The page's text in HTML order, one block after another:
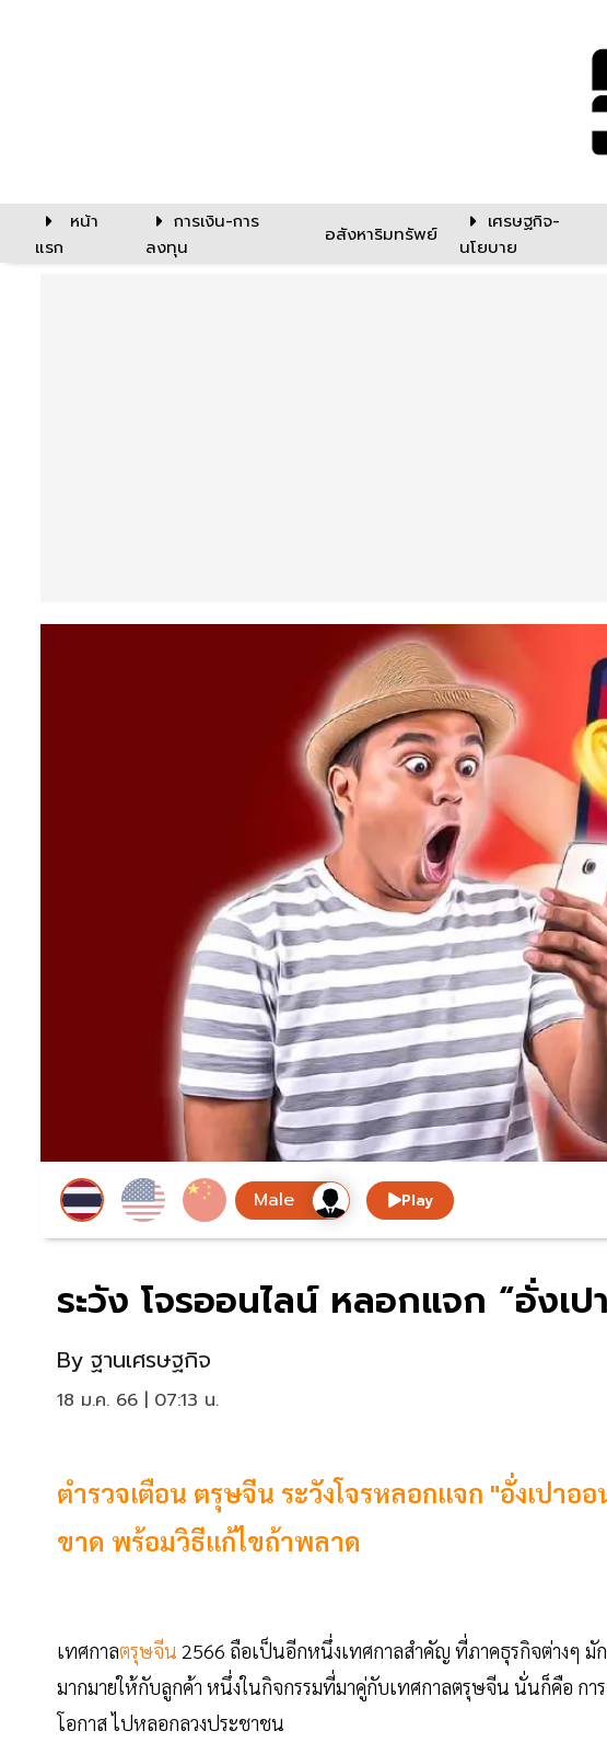
หน้า
แรก
การเงิน-การ
ลงทุน
อสังหาริมทรัพย์
เศรษฐกิจ-
นโยบาย
Play
ระวัง โจรออนไลน์ หลอกแจก “อั่งเ
By ฐานเศรษฐกิจ
18 ม.ค. 66 | 07:13 น.
ตำรวจเตือน ตรุษจีน ระวังโจรหลอกแจก "อั่งเปาอ
ขาด พร้อมวิธีแก้ไขถ้าพลาด
เทศกาลตรุษจีน 2566 ถือเป็นอีกหนึ่งเทศกาลสำคัญ ที่ภาคธุรกิจต่างๆ มั
มากมายให้กับลูกค้า หนึ่งในกิจกรรมที่มาคู่กับเทศกาลตรุษจีน นั่นก็คือ กา
โอกาส ไปหลอกลวงประชาชน